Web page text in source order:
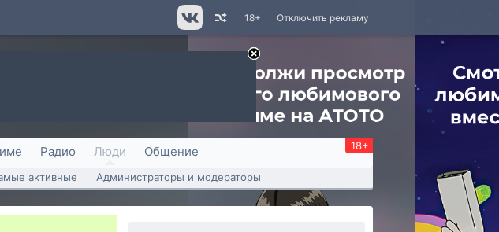
Отключить рекламу
18+
Радио Люди Общение 18+
активные Администраторы и модераторы